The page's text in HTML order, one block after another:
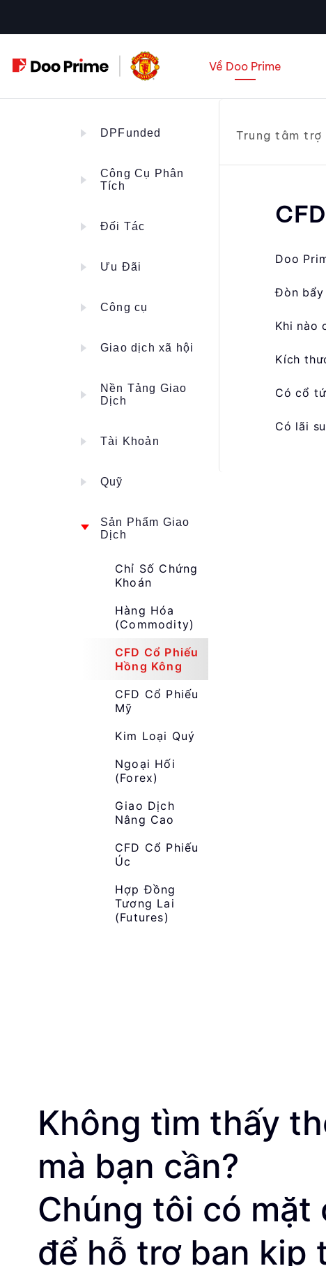
đến
dung
Về Doo Prime
DPFunded
Công Cụ Phân
Tích
Đối Tác
Ưu Đãi
Công cụ
Giao dịch xã hội
Nền Tảng Giao
Dịch
Tài Khoản
Quỹ
Sản Phẩm Giao
Dịch
Chỉ Số Chứng
Khoán
Hàng Hóa
(Commodity)
CFD Cổ Phiếu
Hồng Kông
CFD Cổ Phiếu
Mỹ
Kim Loại Quý
Ngoại Hối
(Forex)
Giao Dịch
Nâng Cao
CFD Cổ Phiếu
Úc
Hợp Đồng
Tương Lai
(Futures)
Trung tâm trợ
Doo
Đòn bẩy
Khi nào
Kích
Có cổ
Có lãi
Không tìm thấy
mà bạn cần?
Chúng tôi có mặt
để hỗ trợ bạn kịp